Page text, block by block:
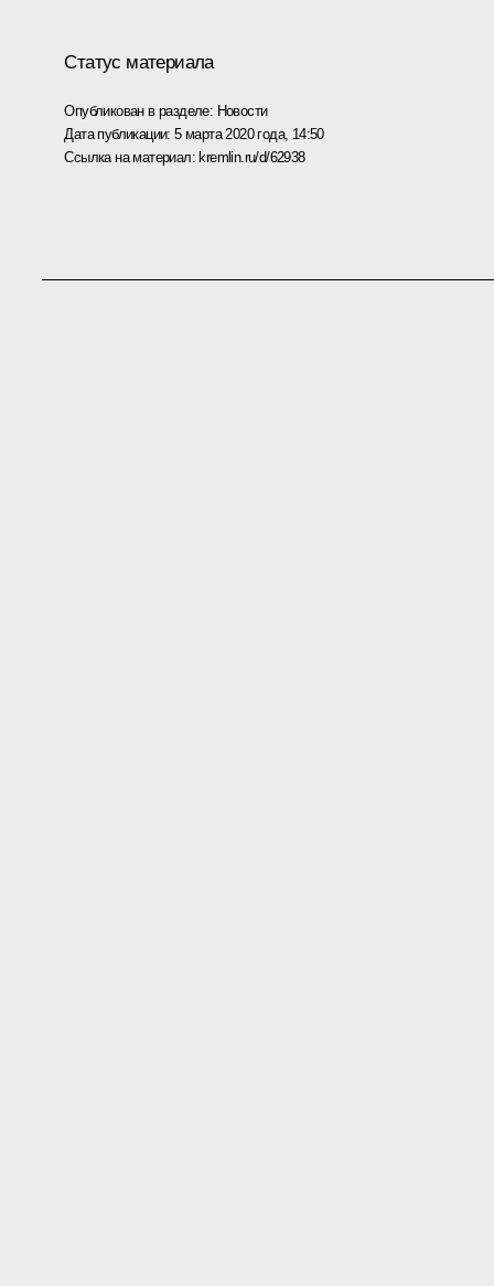
Статус материала
Опубликован в разделе: Новости
Дата публикации:5 марта 2020 года, 14:50
Ссылка на материал: kremlin.ru/d/62938